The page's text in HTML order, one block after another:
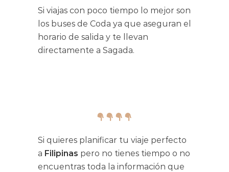
Si viajas con poco tiempo lo mejor son
los buses de Coda ya que aseguran el
horario de salida y te llevan
directamente a Sagada.
Si quieres planificar tu viaje perfecto
a Filipinas pero no tienes tiempo o no
encuentras toda la información que